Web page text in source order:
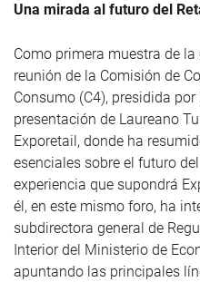
Una mirada al futuro del
Como primera muestra de
reunión de la Comisión de
Consumo (C4), presidida
presentación de Laureano
Exporetail, donde ha
esenciales sobre el futuro
experiencia que supondrá
él, en este mismo foro, ha
subdirectora general de
Interior del Ministerio de
apuntando las principales